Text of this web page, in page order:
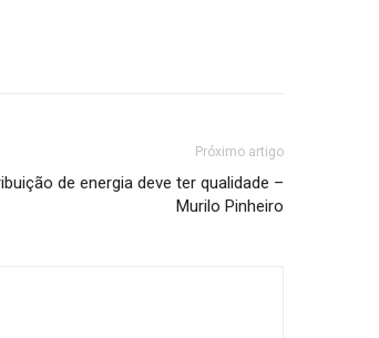
Próximo artigo
de energia deve ter qualidade –
Murilo Pinheiro